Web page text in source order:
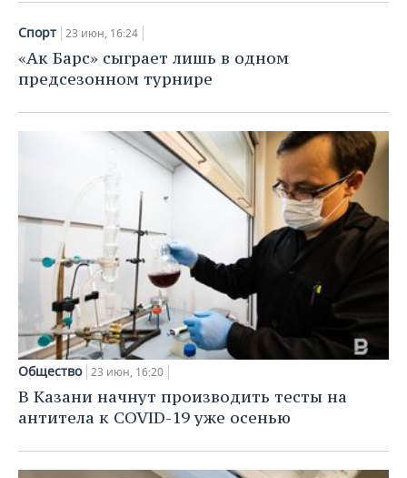
Спорт 23 июн, 16:24
«Ак Барс» сыграет лишь в одном
предсезонном турнире
Общество 23 июн, 16:20
В Казани начнут производить тесты на
антитела к COVID-19 уже осенью